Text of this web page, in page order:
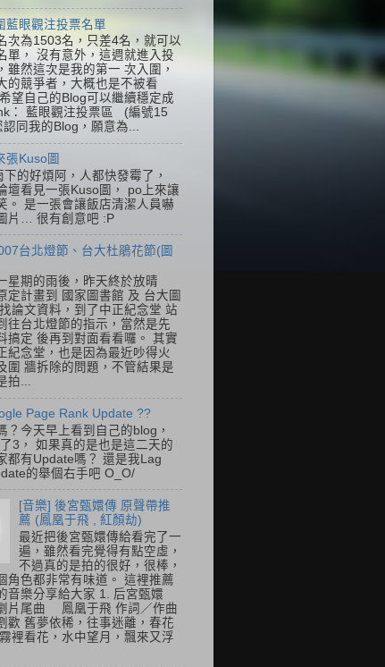
藍眼觀注投票名單
次為1503名，只差4名，就可以
單， 沒有意外，這週就進入投
雖然這次是我的第一 次入圍，
的競爭者，大概也是不被看
望自己的Blog可以繼續穩定成
： 藍眼觀注投票區 (編號15
同我的Blog，願意為...
張Kuso圖
下的好煩阿，人都快發霉了，
壇看見一張Kuso圖， po上來讓
。 是一張會讓飯店清潔人員嚇
片… 很有創意吧 :P
台北燈節、台大杜鵑花節(圖
星期的雨後，昨天終於放晴
定計畫到 國家圖書館 及 台大圖
論文資料，到了中正紀念堂 站
往台北燈節的指示，當然是先
搞定 後再到對面看看囉。 其實
紀念堂，也是因為最近吵得火
圍 牆拆除的問題，不管結果是
拍...
Page Rank Update ??
？今天早上看到自己的blog，
3， 如果真的是也是這二天的
都有Update嗎？ 還是我Lag
的舉個右手吧 O_O/
[音樂] 後宮甄嬛傳 原聲帶推
薦 (鳳凰于飛 , 紅顏劫)
最近把後宮甄嬛傳給看完了一
遍，雖然看完覺得有點空虛，
不過真的是拍的很好，很棒，
角色都非常有味道。 這裡推薦
音樂分享給大家 1. 后宮甄嬛
片尾曲 鳳凰于飛 作詞／作曲
歡 舊夢依稀，往事迷離，春花
裡看花，水中望月，飄來又浮